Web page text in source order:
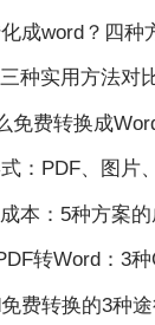
设置一下转换
？四种方法对比与实操
方法对比：可编辑、
Word？四种方法对比与实
、图片、扫描件3种
5种方案的成本、
Word：3种OCR
转换的3种途径，